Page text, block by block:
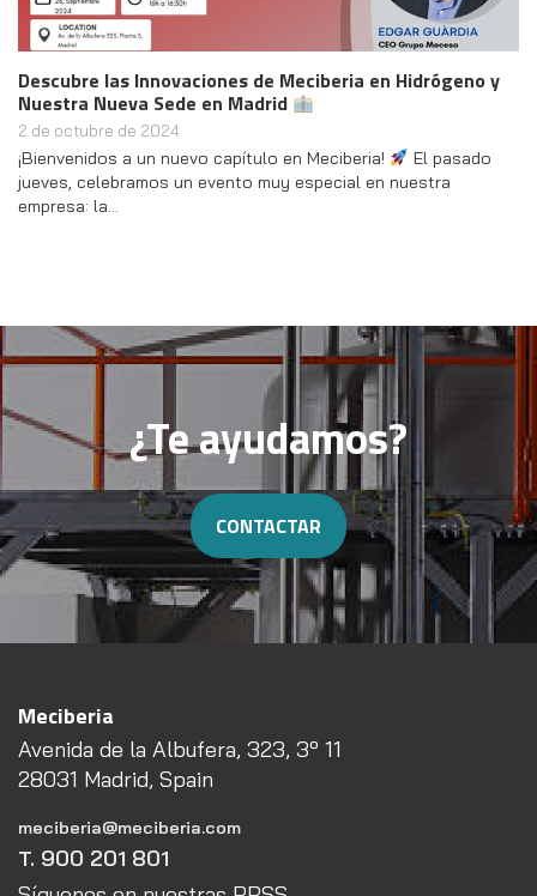
Descubre las Innovaciones de Meciberia en Hidrógeno y
Nuestra Nueva Sede en Madrid
2 de octubre de 2024
¡Bienvenidos a un nuevo capítulo en Meciberia!
El pasado
jueves, celebramos un evento muy especial en nuestra
empresa: la…
¿Te ayudamos?
CONTACTAR
Meciberia
Avenida de la Albufera, 323, 3º 11
28031 Madrid, Spain
meciberia@meciberia.com
T. 900 201 801